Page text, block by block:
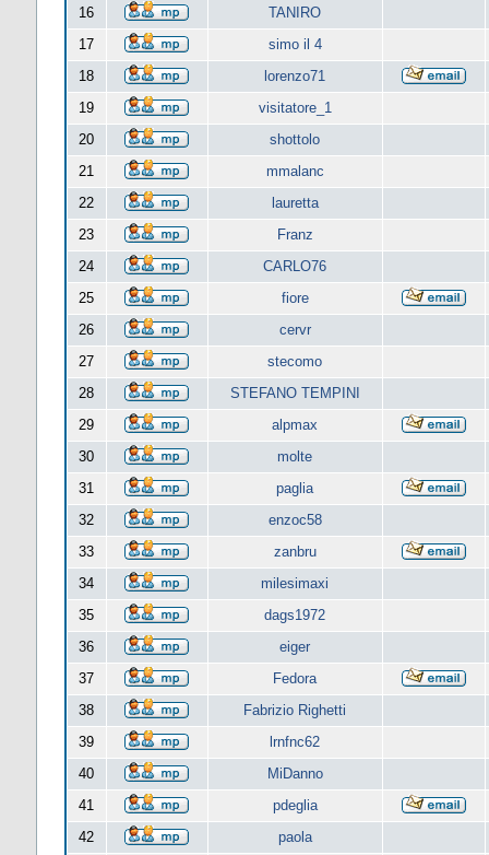
16
TANIRO
17
simo il 4
18
lorenzo71
19
visitatore_1
20
shottolo
21
mmalanc
22
lauretta
23
Franz
24
CARLO76
25
fiore
26
cervr
27
stecomo
28
STEFANO TEMPINI
29
alpmax
30
molte
31
paglia
32
enzoc58
33
zanbru
34
milesimaxi
35
dags1972
36
eiger
37
Fedora
38
Fabrizio Righetti
39
lrnfnc62
40
MiDanno
41
pdeglia
42
paola